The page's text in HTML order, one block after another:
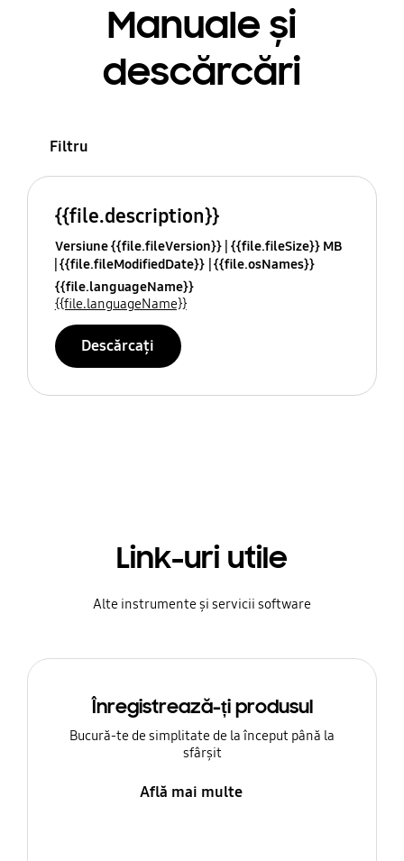
Manuale și
descărcări
Filtru
{{file.description}}
Versiune {{file.fileVersion}} {{file.fileSize}} MB
{{file.fileModifiedDate}} {{file.osNames}}
{{file.languageName}}
{{file.languageName}}
Descărcați
Link-uri utile
Alte instrumente și servicii software
Înregistrează-ți produsul
Bucură-te de simplitate de la început până la
sfârșit
Află mai multe